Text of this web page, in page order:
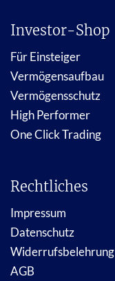
Investor-Shop
Für Einsteiger
Vermögensaufbau
Vermögensschutz
High Performer
One Click Trading
Rechtliches
Impressum
Datenschutz
Widerrufsbelehrung
AGB